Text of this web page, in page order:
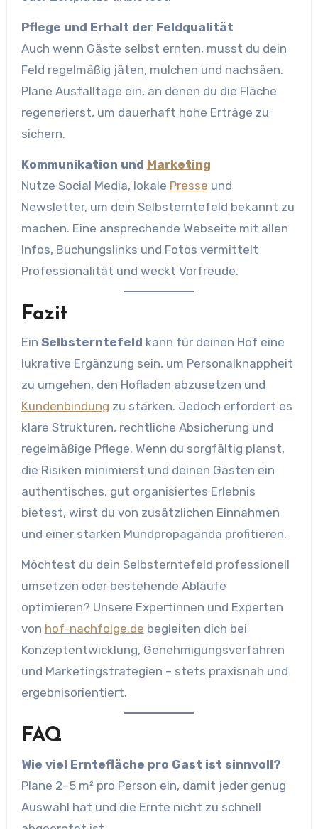
Pflege und Erhalt der Feldqualität
Auch wenn Gäste selbst ernten, musst du dein
Feld regelmäßig jäten, mulchen und nachsäen.
Plane Ausfalltage ein, an denen du die Fläche
regenerierst, um dauerhaft hohe Erträge zu
sichern.
Kommunikation und Marketing
Nutze Social Media, lokale Presse und
Newsletter, um dein Selbsterntefeld bekannt zu
machen. Eine ansprechende Webseite mit allen
Infos, Buchungslinks und Fotos vermittelt
Professionalität und weckt Vorfreude.
Fazit
Ein Selbsterntefeld kann für deinen Hof eine
lukrative Ergänzung sein, um Personalknappheit
zu umgehen, den Hofladen abzusetzen und
Kundenbindung zu stärken. Jedoch erfordert es
klare Strukturen, rechtliche Absicherung und
regelmäßige Pflege. Wenn du sorgfältig planst,
die Risiken minimierst und deinen Gästen ein
authentisches, gut organisiertes Erlebnis
bietest, wirst du von zusätzlichen Einnahmen
und einer starken Mundpropaganda profitieren.
Möchtest du dein Selbsterntefeld professionell
umsetzen oder bestehende Abläufe
optimieren? Unsere Expertinnen und Experten
von hof-nachfolge.de begleiten dich bei
Konzeptentwicklung, Genehmigungsverfahren
und Marketingstrategien – stets praxisnah und
ergebnisorientiert.
FAQ
Wie viel Erntefläche pro Gast ist sinnvoll?
Plane 2–5 m² pro Person ein, damit jeder genug
Auswahl hat und die Ernte nicht zu schnell